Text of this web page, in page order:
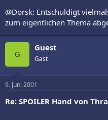
@Dorsk: Entschuldigt
zum eigentlichen Thema
G
Guest
Gast
9. Juni 2001
Re: SPOILER Hand von